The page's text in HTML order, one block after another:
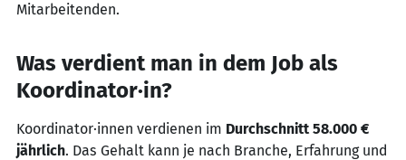
Mitarbeitenden.
Was verdient man in dem Job als
Koordinator·in?
Koordinator·innen verdienen im Durchschnitt 58.000 €
jährlich. Das Gehalt kann je nach Branche, Erfahrung und